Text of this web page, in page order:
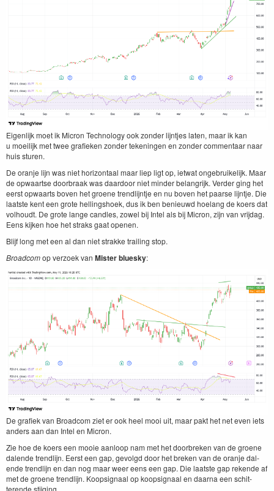
Eigen­lijk moet ik Micron Tech­nol­o­gy ook zon­der lijn­t­jes lat­en, maar ik kan
u moeil­ijk met twee grafieken zon­der tekenin­gen en zon­der com­men­taar naar
huis sturen.
De oran­je lijn was niet hor­i­zon­taal maar liep ligt op, iet­wat onge­bruike­lijk. Maar
de opwaartse door­braak was daar­door niet min­der belan­grijk. Verder ging het
eerst opwaarts boven het groene trendli­jn­t­je en nu boven het paarse lijn­t­je. Die
laat­ste kent een grote helling­shoek, dus ik ben benieuwd hoe­lang de koers dat
vol­houdt. De grote lange can­dles, zow­el bij Intel als bij Micron, zijn van vri­jdag.
Eens kijken hoe het straks gaat openen.
Bli­jf long met een al dan niet strakke trail­ing stop.
Broad­comop ver­zoek van Mis­ter bluesky:
De grafiek van Broad­com ziet er ook heel mooi uit, maar pakt het net even iets
anders aan dan Intel en Micron.
Zie hoe de koers een mooie aan­loop nam met het door­breken van de groene
dal­ende trendli­jn. Eerst een gap, gevol­gd door het breken van de oran­je dal­
ende trendli­jn en dan nog maar weer eens een gap. Die laat­ste gap rek­ende af
met de groene trendli­jn. Koopsig­naal op koopsig­naal en daar­na een schit­